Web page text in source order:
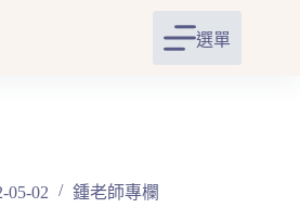
選單
05-02 鍾老師專欄